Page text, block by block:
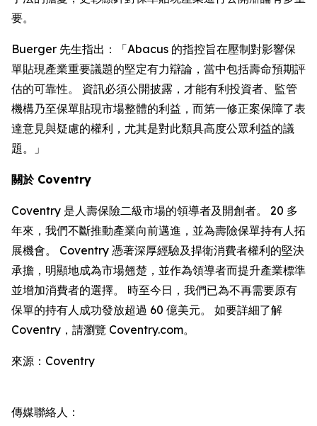
要。
Buerger 先生指出：「Abacus 的指控旨在壓制對影響保
單貼現產業重要議題的堅定有力辯論，當中包括壽命預期評
估的可靠性。 資訊必須公開披露，才能有利投資者、監管
機構乃至保單貼現市場整體的利益，而第一修正案保障了表
達意見與疑慮的權利，尤其是對此類具高度公眾利益的議
題。」
關於 Coventry
Coventry 是人壽保險二級市場的領導者及開創者。 20 多
年來，我們不斷推動產業向前邁進，並為壽險保單持有人拓
展機會。 Coventry 憑著深厚經驗及捍衛消費者權利的堅決
承擔，明顯地成為市場翹楚，並作為領導者而提升產業標準
並增加消費者的選擇。 時至今日，我們已為不再需要原有
保單的持有人成功發放超過 60 億美元。 如要詳細了解
Coventry，請瀏覽 Coventry.com。
來源：Coventry
傳媒聯絡人：